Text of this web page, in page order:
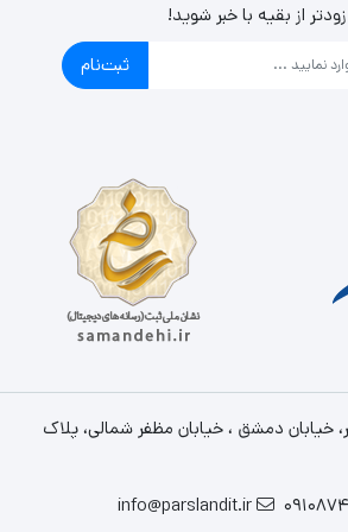
از بقیه با خبر شوید!
ثبت‌نام
خیابان دمشق ، خیابان مظفر شمالی، پلاک
info@parslandit.ir